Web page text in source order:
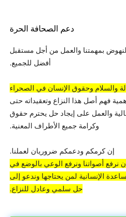
دعم الصحافة الحرة
بمهمتنا والعمل من أجل مستقبل
أفضل للجميع.
والسلام وحقوق الإنسان في الصحراء
فهم أصل هذا النزاع وتعقيداته حتى
والعمل على إيجاد حل يحترم حقوق
وكرامة جميع الأطراف المعنية.
إن كرمكم ودعمكم ضروريان لعملنا.
نرفع أصواتنا ونرفع الوعي بالوضع في
الإنسانية لمن يحتاجها وندعو إلى
حل سلمي وعادل للنزاع.